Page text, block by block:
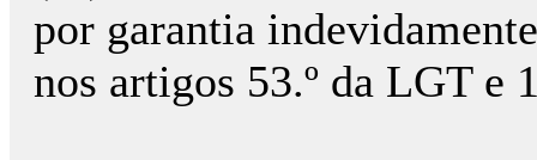
por garantia
nos artigos 53.º da LGT e